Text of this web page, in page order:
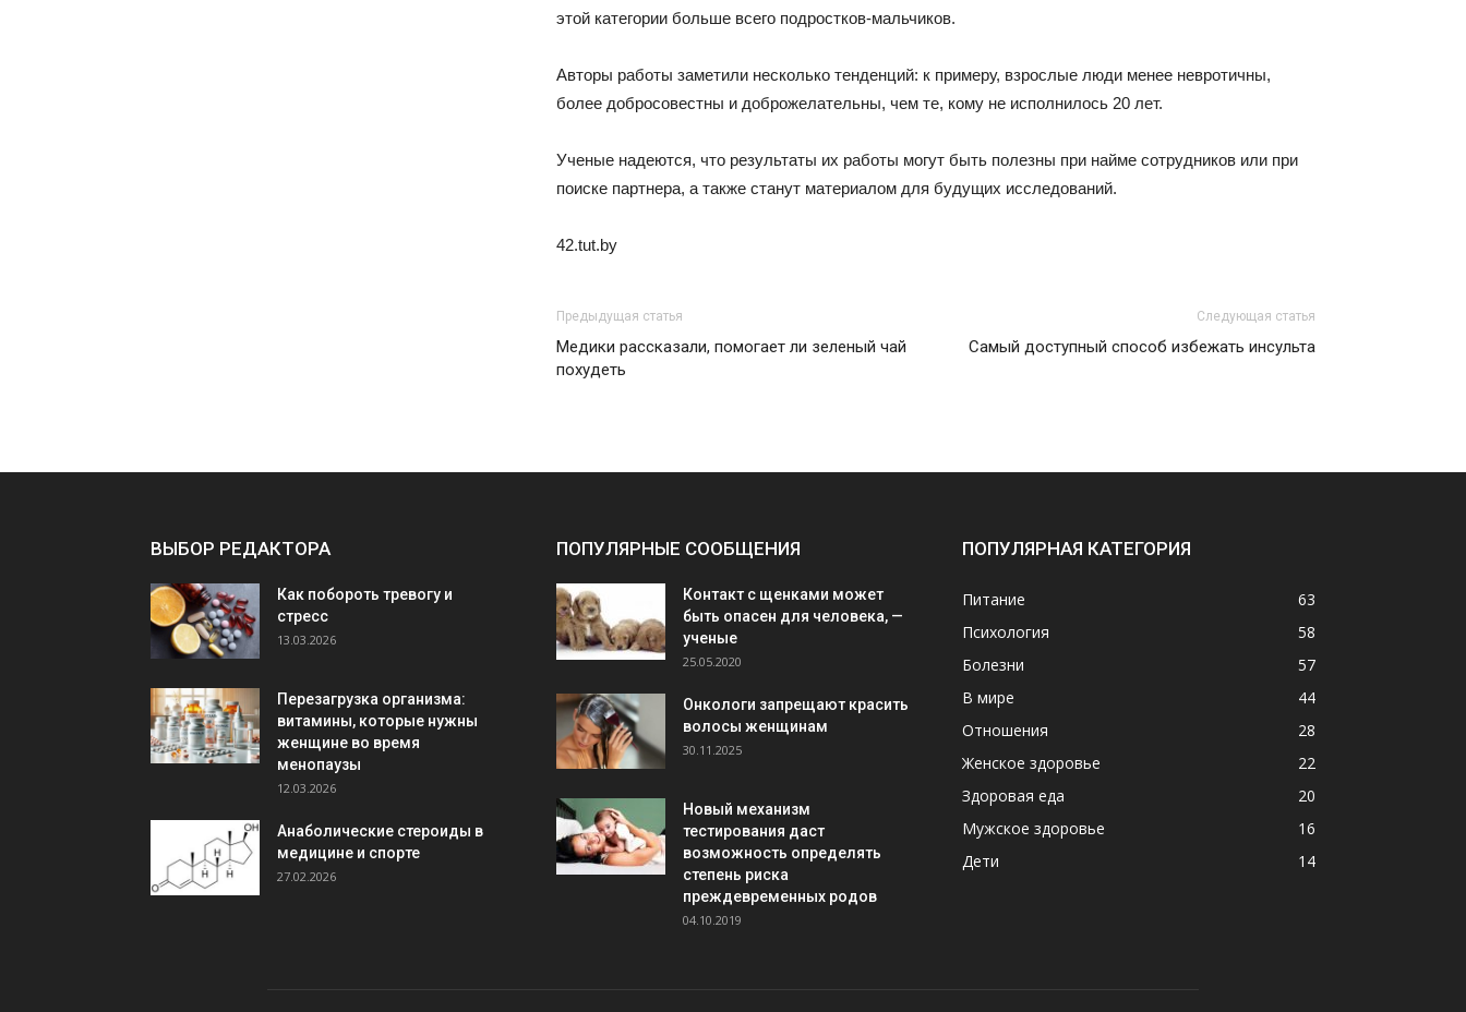
этой категории больше всего подростков-мальчиков.
Авторы работы заметили несколько тенденций: к примеру, взрослые люди менее невротичны,
более добросовестны и доброжелательны, чем те, кому не исполнилось 20 лет.
Ученые надеются, что результаты их работы могут быть полезны при найме сотрудников или при
поиске партнера, а также станут материалом для будущих исследований.
42.tut.by
Предыдущая статья
Медики рассказали, помогает ли зеленый чай
похудеть
Следующая статья
Самый доступный способ избежать инсульта
ВЫБОР РЕДАКТОРА
Как побороть тревогу и
стресс
13.03.2026
Перезагрузка организма:
витамины, которые нужны
женщине во время
менопаузы
12.03.2026
Анаболические стероиды в
медицине и спорте
27.02.2026
ПОПУЛЯРНЫЕ СООБЩЕНИЯ
Контакт с щенками может
быть опасен для человека, —
ученые
25.05.2020
Онкологи запрещают красить
волосы женщинам
30.11.2025
Новый механизм
тестирования даст
возможность определять
степень риска
преждевременных родов
04.10.2019
ПОПУЛЯРНАЯ КАТЕГОРИЯ
Питание
63
Психология
58
Болезни
57
В мире
44
Отношения
28
Женское здоровье
22
Здоровая еда
20
Мужское здоровье
16
Дети
14